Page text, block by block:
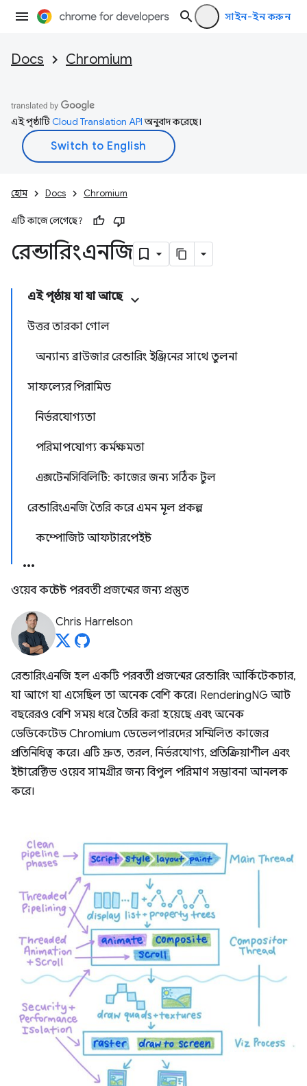
সাইন-ইন করুন
Docs Chromium
এই পৃষ্ঠাটিCloud Translation APIঅনুবাদ করেছে।
হোম Docs Chromium
এটি কাজে লেগেছে?
রেন্ডারিংএনজি
এই পৃষ্ঠায় যা যা আছে
উত্তর তারকা গোল
অন্যান্য ব্রাউজার রেন্ডারিং ইঞ্জিনের সাথে তুলনা
সাফল্যের পিরামিড
নির্ভরযোগ্যতা
পরিমাপযোগ্য কর্মক্ষমতা
এক্সটেনসিবিলিটি: কাজের জন্য সঠিক টুল
রেন্ডারিংএনজি তৈরি করে এমন মূল প্রকল্প
কম্পোজিট আফটারপেইন্ট
ওয়েব কন্টেন্ট পরবর্তী প্রজন্মের জন্য প্রস্তুত
Chris Harrelson
রেন্ডারিংএনজি হল একটি পরবর্তী প্রজন্মের রেন্ডারিং আর্কিটেকচার,
যা আগে যা এসেছিল তা অনেক বেশি করে। RenderingNG আট
বছরেরও বেশি সময় ধরে তৈরি করা হয়েছে এবং অনেক
ডেডিকেটেড Chromium ডেভেলপারদের সম্মিলিত কাজের
প্রতিনিধিত্ব করে। এটি দ্রুত, তরল, নির্ভরযোগ্য, প্রতিক্রিয়াশীল এবং
ইন্টারেক্টিভ ওয়েব সামগ্রীর জন্য বিপুল পরিমাণ সম্ভাবনা আনলক
করে।